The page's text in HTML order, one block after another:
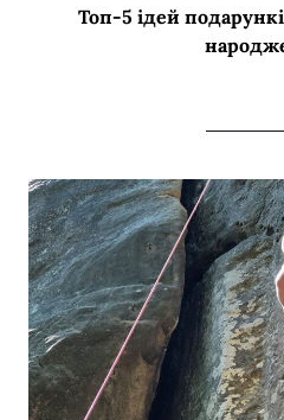
Топ-5 ідей